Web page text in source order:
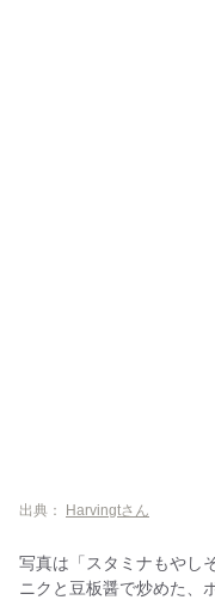
出典： Harvingtさん
写真は「スタミナもやし
ニクと豆板醤で炒めた、